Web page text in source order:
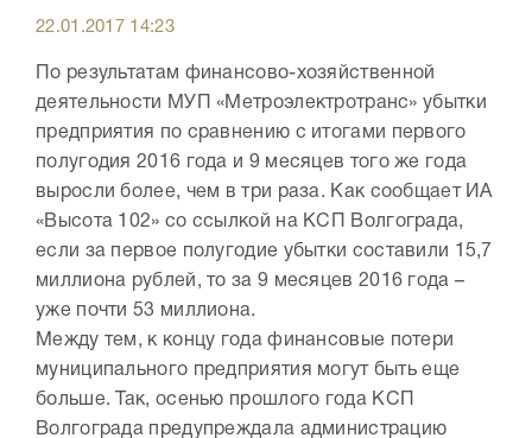
22.01.2017 14:23
По результатам финансово-хозяйственной
деятельности МУП «Метроэлектротранс» убытки
предприятия по сравнению с итогами первого
полугодия 2016 года и 9 месяцев того же года
выросли более, чем в три раза. Как сообщает ИА
«Высота 102» со ссылкой на КСП Волгограда,
если за первое полугодие убытки составили 15,7
миллиона рублей, то за 9 месяцев 2016 года –
уже почти 53 миллиона.
Между тем, к концу года финансовые потери
муниципального предприятия могут быть еще
больше. Так, осенью прошлого года КСП
Волгограда предупреждала администрацию